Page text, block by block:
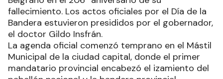
fallecimiento. Los actos oficiales por el Día de la
Bandera estuvieron presididos por el gobernador,
el doctor Gildo Insfrán.
La agenda oficial comenzó temprano en el Mástil
Municipal de la ciudad capital, donde el primer
mandatario provincial encabezó el izamiento del